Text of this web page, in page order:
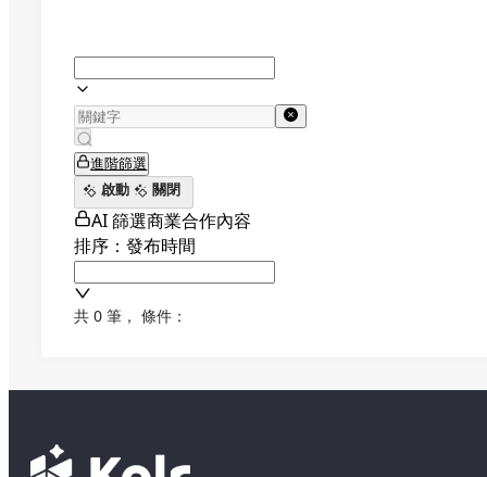
進階篩選
啟動
關閉
AI 篩選商業合作內容
排序：發布時間
共 0 筆 ， 條件：